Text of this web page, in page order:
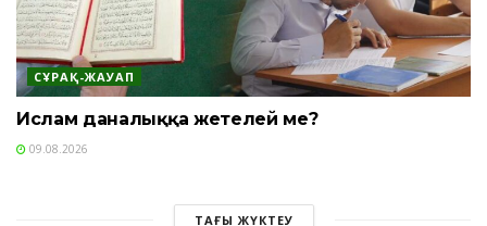
СҰРАҚ-ЖАУАП
Ислам даналыққа жетелей ме?
09.08.2026
ТАҒЫ ЖҮКТЕУ